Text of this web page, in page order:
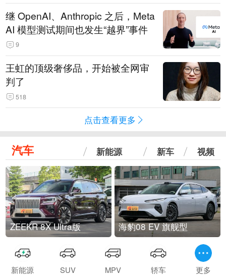
继 OpenAI、Anthropic 之后，Meta
AI 模型测试期间也发生“越界”事件
9
王虹的顶级奢侈品，开始被全网审
判了
518
点击查看更多
汽车 新能源 新车 视频
ZEEKR 8X Ultra版 海豹08 EV 旗舰型
新能源 SUV MPV 轿车 更多